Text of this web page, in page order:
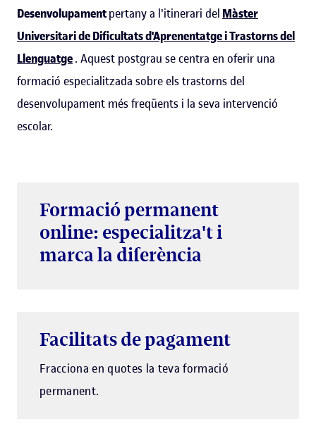
Desenvolupamentpertany a l'itinerari del Màster
Universitari de Dificultats d'Aprenentatge i Trastorns del
Llenguatge. Aquest postgrau se centra en oferir una
formació especialitzada sobre els trastorns del
desenvolupament més freqüents i la seva intervenció
escolar.
Formació permanent
online: especialitza't i
marca la diferència
Facilitats de pagament
Fracciona en quotes la teva formació
permanent.